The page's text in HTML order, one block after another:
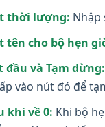
thời lượng: Nhập
tên cho bộ hẹn
đầu và Tạm dừng:
vào nút đó để
khi về 0: Khi bộ